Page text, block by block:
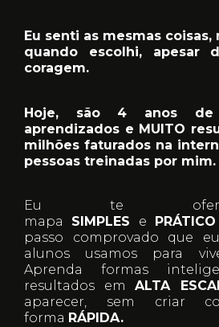
Eu senti as mesmas
quando escolhi, apesar
coragem.
Hoje, são 4 anos de
aprendizados e MUITO
milhões faturados na
pessoas treinadas por mim.
Eu te
mapa SIMPLES e PRÁTICO
passo comprovado que
alunos usamos para
Aprenda formas
resultados emALTA
aparecer, sem criar
forma RÁPIDA.